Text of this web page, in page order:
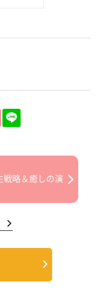
戦略＆癒しの演